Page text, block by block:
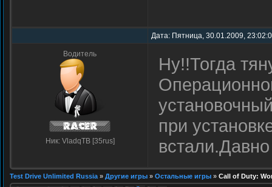
Дата: Пятница, 30.01.2009,
Водитель
Ник: VladqTB [35rus]
Ну!!Тогда
при
Test Drive Unlimited Russia » Другие игры » Остальные игры » Call of Duty: